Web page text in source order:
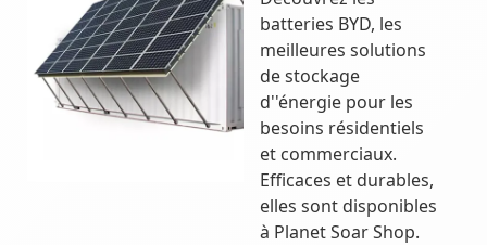
batteries BYD, les
meilleures solutions
de stockage
d''énergie pour les
besoins résidentiels
et commerciaux.
Efficaces et durables,
elles sont disponibles
à Planet Soar Shop.